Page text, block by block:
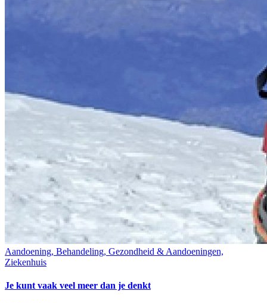
Aandoening, Behandeling, Gezondheid & Aandoeningen,
Ziekenhuis
Je kunt vaak veel meer dan je denkt